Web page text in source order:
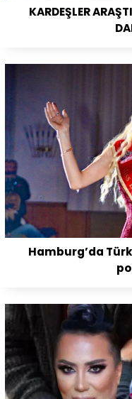
KARDEŞLER
Hamburg’da